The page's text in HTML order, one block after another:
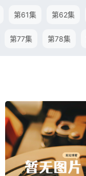
第61集 第62集
第77集 第78集